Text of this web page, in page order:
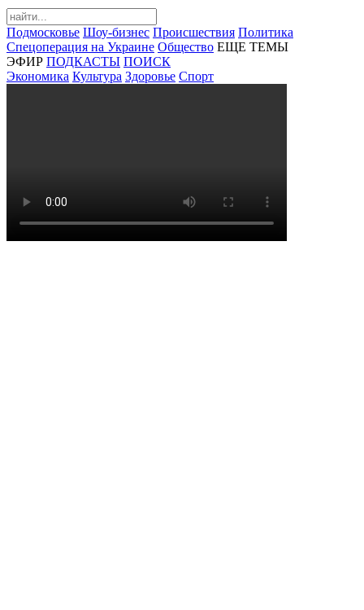
Подмосковье Шоу-бизнес Происшествия Политика
Спецоперация на Украине Общество ЕЩЕ ТЕМЫ
ЭФИР ПОДКАСТЫ ПОИСК
Экономика Культура Здоровье Спорт